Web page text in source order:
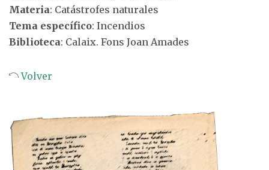
Materia: Catástrofes naturales
Tema específico: Incendios
Biblioteca: Calaix. Fons Joan Amades
Volver